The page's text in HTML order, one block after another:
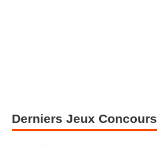
Derniers Jeux Concours